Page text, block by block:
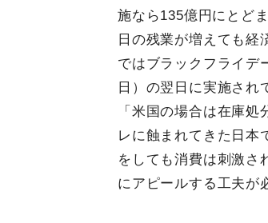
施なら135億円にとど
日の残業が増えても経
ではブラックフライデ
日）の翌日に実施され
「米国の場合は在庫
レに蝕まれてきた日本
をしても消費は刺激さ
にアピールする工夫が